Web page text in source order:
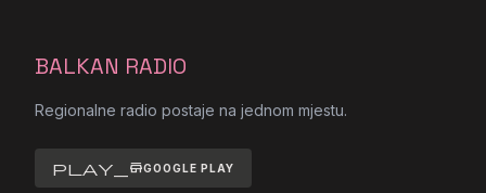
BALKAN RADIO
Regionalne radio postaje na jednom mjestu.
play_storeGOOGLE PLAY